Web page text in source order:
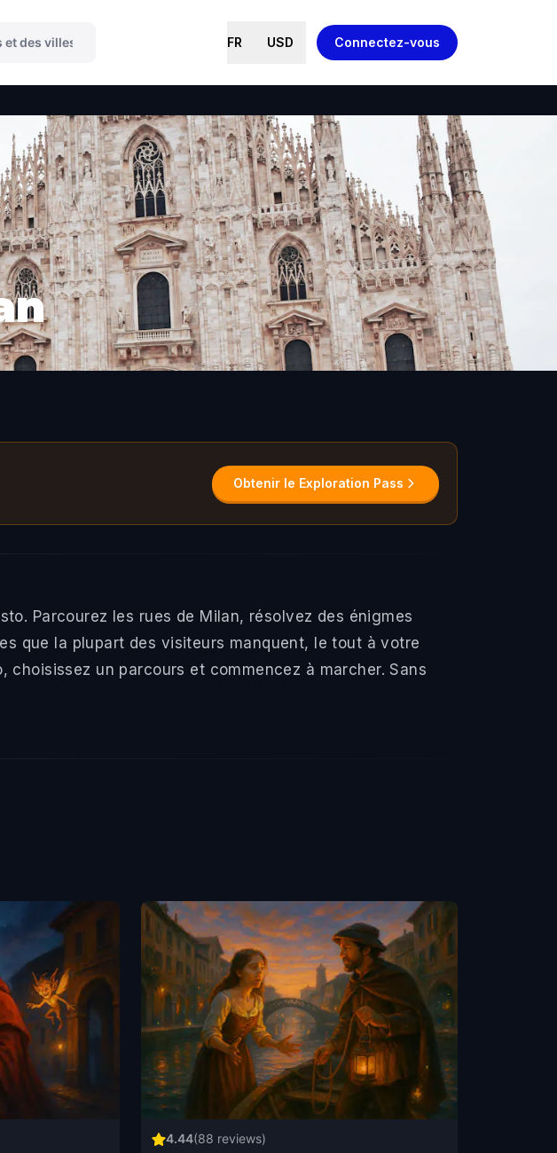
FR USD Connectez-vous
Obtenir le Exploration Pass
Parcourez les rues de Milan, résolvez des énigmes
que la plupart des visiteurs manquent, le tout à votre
un parcours et commencez à marcher. Sans
4.44(88 reviews)